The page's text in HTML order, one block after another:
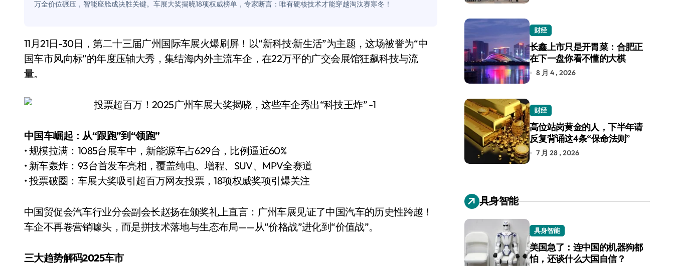
Windows 11家庭版和专业版，选错真的会后悔吗？
你的U盘格式对了吗？详解exFAT和NTFS的终极对决
轻到忽略不计 大疆Mini 2S内录实测，值不值得冲？
对不起胖东来，我先不学了——永辉的“休克疗法”宣告暂停
国际首次！中国钙钛矿探测器太空“开箱”，一边探测射线一边光伏发电
小米涨价！K90跳上3099，小米17标准版逼近4800
耳机低音像白开水？90%的人第一步就做错了
Xbox 360 游戏终于要登 PC，光盘党也能“以盘换数”了？
万全价位碾压，智能座舱成决胜关键。车展大奖揭晓18项权威榜单，专家断言：唯有硬核技术才能穿越淘汰赛寒冬！
11月21日-30日，第二十三届广州国际车展火爆刷屏！以“新科技·新生活”为主题，这场被誉为“中
国车市风向标”的年度压轴大秀，集结海内外主流车企，在22万平的广交会展馆狂飙科技与流
量。
中国车崛起：从“跟跑”到“领跑”
• 规模拉满：1085台展车中，新能源车占629台，比例逼近60%
• 新车轰炸：93台首发车亮相，覆盖纯电、增程、SUV、MPV全赛道
• 投票破圈：车展大奖吸引超百万网友投票，18项权威奖项引爆关注
中国贸促会汽车行业分会副会长赵扬在颁奖礼上直言：广州车展见证了中国汽车的历史性跨越！
车企不再卷营销噱头，而是拼技术落地与生态布局——从“价格战”进化到“价值战”。
三大趋势解码2025车市
财经
长鑫上市只是开胃菜：合肥正
在下一盘你看不懂的大棋
8 月 4 , 2026
财经
高位站岗黄金的人，下半年请
反复背诵这4条“保命法则”
7 月 28 , 2026
具身智能
具身智能
美国急了：连中国的机器狗都
怕，还谈什么大国自信？